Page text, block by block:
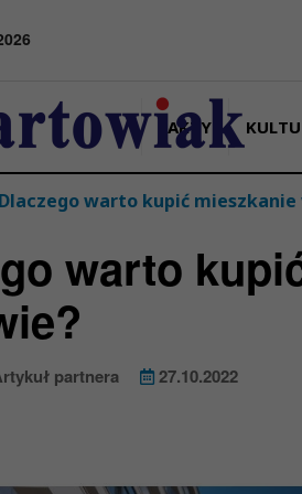
FAKTY
Dlaczego warto kupić mieszkanie
warto
partnera 27.10.2022